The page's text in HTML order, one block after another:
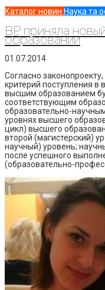
Каталог новин Наука та
ВР приняла
образовании
01.07.2014
Согласно
критерий поступления в
высшим образованием
соответствующим
образовательно-
уровнях высшего
цикл) высшего
второй (магистерский)
научный) уровень;
после успешного
(образовательно-